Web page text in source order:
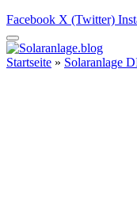
Facebook X (Twitter)
Startseite » Solaranlage